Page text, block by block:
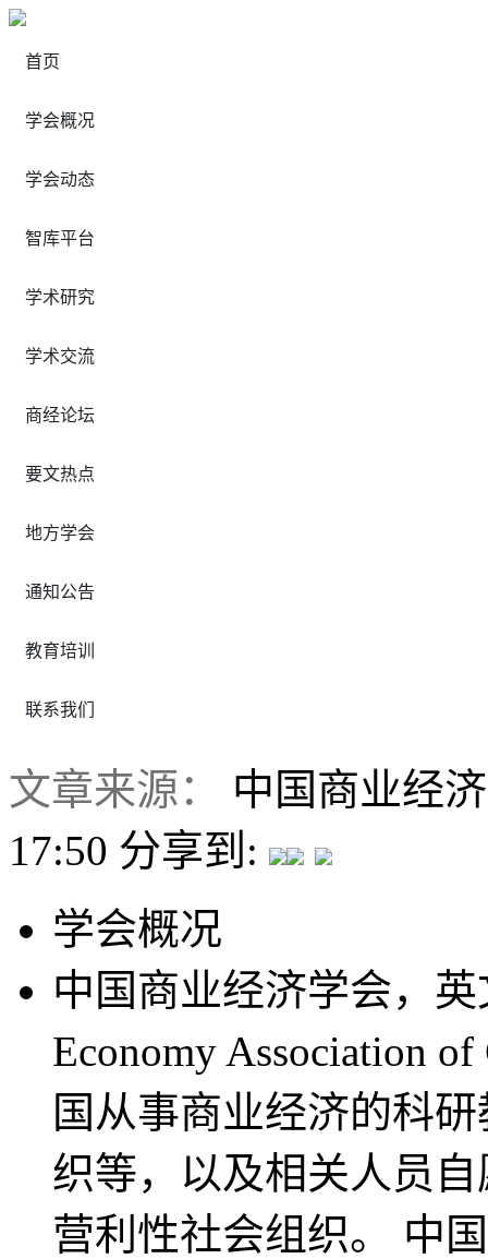
首页
学会概况
学会动态
智库平台
学术研究
学术交流
商经论坛
要文热点
地方学会
通知公告
教育培训
联系我们
文章来源：
中国商业经
17:50 分享到:
学会概况
中国商业经济学会，英
Economy Association
国从事商业经济的科
织等，以及相关人员
营利性社会组织。 中